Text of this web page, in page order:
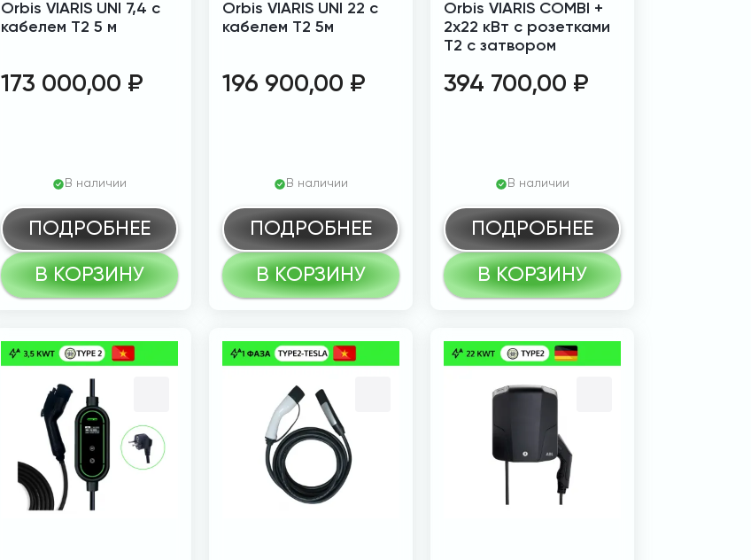
Orbis VIARIS UNI 7,4 с
кабелем T2 5 м
173 000,00 ₽
В наличии
ПОДРОБНЕЕ
В КОРЗИНУ
Orbis VIARIS UNI 22 с
кабелем T2 5м
196 900,00 ₽
В наличии
ПОДРОБНЕЕ
В КОРЗИНУ
Orbis VIARIS COMBI +
2х22 кВт с розетками
T2 с затвором
394 700,00 ₽
В наличии
ПОДРОБНЕЕ
В КОРЗИНУ